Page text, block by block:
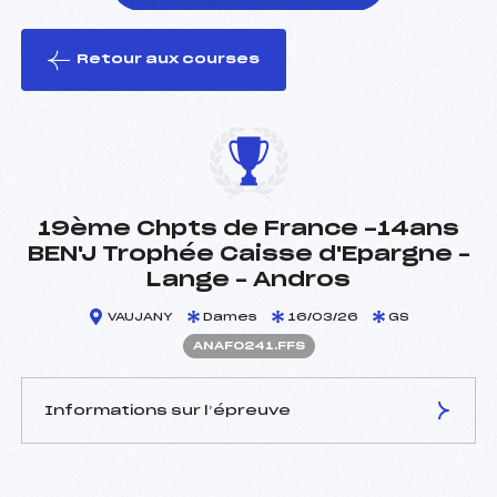
le ski
Retour aux courses
19ème Chpts de France -14ans
BEN'J Trophée Caisse d'Epargne –
Lange – Andros
VAUJANY Dames 16/03/26 GS
ANAF0241.FFS
Informations sur l’épreuve